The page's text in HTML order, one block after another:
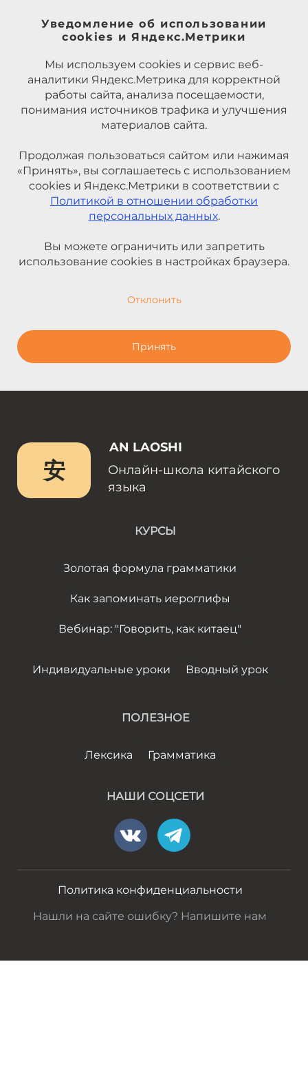
Уведомление об использовании
cookies и Яндекс.Метрики
Мы используем cookies и сервис веб-
аналитики Яндекс.Метрика для корректной
работы сайта, анализа посещаемости,
понимания источников трафика и улучшения
материалов сайта.
Продолжая пользоваться сайтом или нажимая
«Принять», вы соглашаетесь с использованием
cookies и Яндекс.Метрики в соответствии с
Политикой в отношении обработки
персональных данных.
Вы можете ограничить или запретить
использование cookies в настройках браузера.
Отклонить
Принять
安
AN LAOSHI
Онлайн-школа китайского
языка
КУРСЫ
Золотая формула грамматики
Как запоминать иероглифы
Вебинар: "Говорить, как китаец"
Индивидуальные уроки Вводный урок
ПОЛЕЗНОЕ
Лексика Грамматика
НАШИ СОЦСЕТИ
Политика конфиденциальности
Нашли на сайте ошибку? Напишите нам